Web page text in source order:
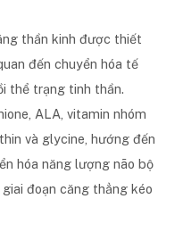
thần kinh được thiết
đến chuyển hóa tế
thể trạng tinh thần.
ALA, vitamin nhóm
và glycine, hướng đến
hóa năng lượng não bộ
đoạn căng thẳng kéo